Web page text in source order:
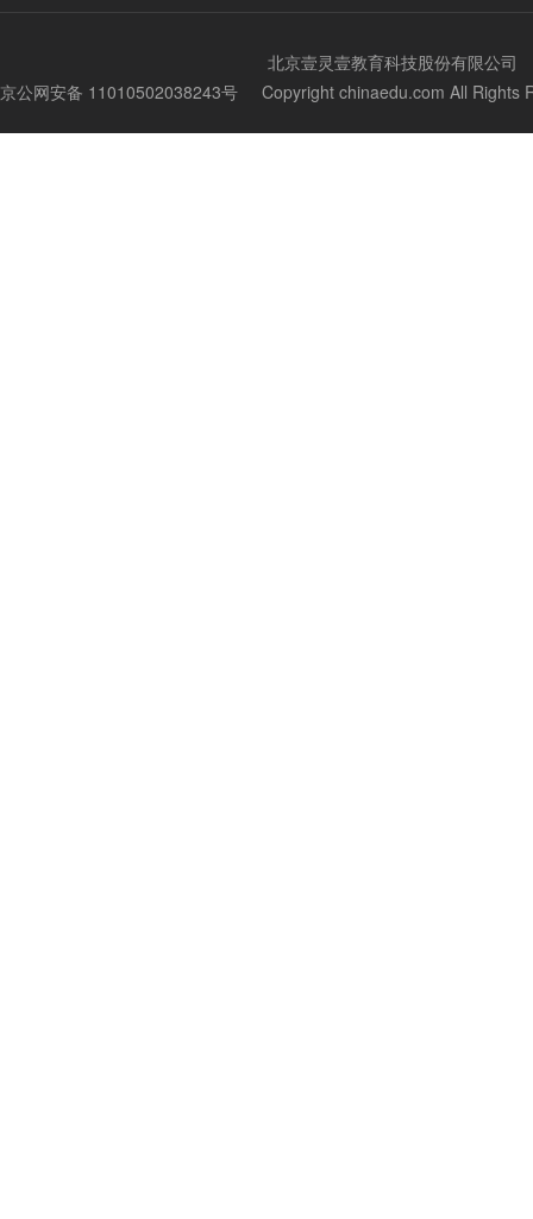
北京壹灵壹教育科技股份有限公司
京公网安备 11010502038243号 Copyright chinaedu.com All